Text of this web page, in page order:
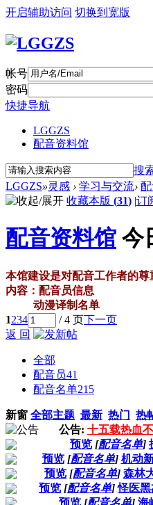
开启辅助访问 切换到宽版
帐号
密码
快捷导航
LGGZS
配音资料馆
搜
LGGZS»灵感 › 学习与交流›
收藏本版 (31) |订
配音资料馆 今
本馆建设是对配音工作者的
内容：配音员信息
动漫译制名单
1234 / 4 页下一页
返 回
全部
配音员41
配音名单215
新窗 全部主题 最新 热门 热
公告: 十五载热血
预览 [配音名单]
预览 [配音名单] 机动
预览 [配音名单] 森林
预览 [配音名单] 怪医黑
预览 [配音名单] 海